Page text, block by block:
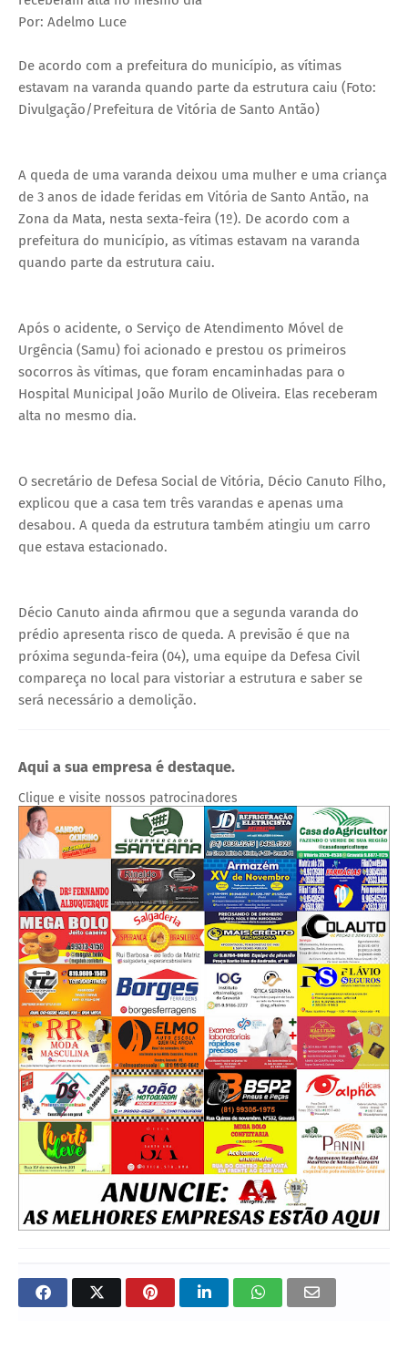
Por: Adelmo Luce
De acordo com a prefeitura do município, as vítimas
estavam na varanda quando parte da estrutura caiu (Foto:
Divulgação/Prefeitura de Vitória de Santo Antão)
A queda de uma varanda deixou uma mulher e uma criança
de 3 anos de idade feridas em Vitória de Santo Antão, na
Zona da Mata, nesta sexta-feira (1º). De acordo com a
prefeitura do município, as vítimas estavam na varanda
quando parte da estrutura caiu.
Após o acidente, o Serviço de Atendimento Móvel de
Urgência (Samu) foi acionado e prestou os primeiros
socorros às vítimas, que foram encaminhadas para o
Hospital Municipal João Murilo de Oliveira. Elas receberam
alta no mesmo dia.
O secretário de Defesa Social de Vitória, Décio Canuto Filho,
explicou que a casa tem três varandas e apenas uma
desabou. A queda da estrutura também atingiu um carro
que estava estacionado.
Décio Canuto ainda afirmou que a segunda varanda do
prédio apresenta risco de queda. A previsão é que na
próxima segunda-feira (04), uma equipe da Defesa Civil
compareça no local para vistoriar a estrutura e saber se
será necessário a demolição.
Aqui a sua empresa é destaque.
Clique e visite nossos patrocinadores